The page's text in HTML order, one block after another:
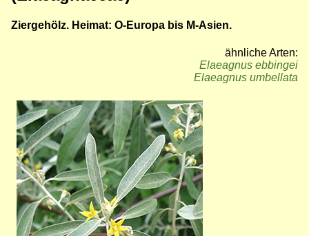
Ziergehölz. Heimat: O-Europa bis M-Asien.
ähnliche Arten:
Elaeagnus ebbingei
Elaeagnus umbellata
Bild